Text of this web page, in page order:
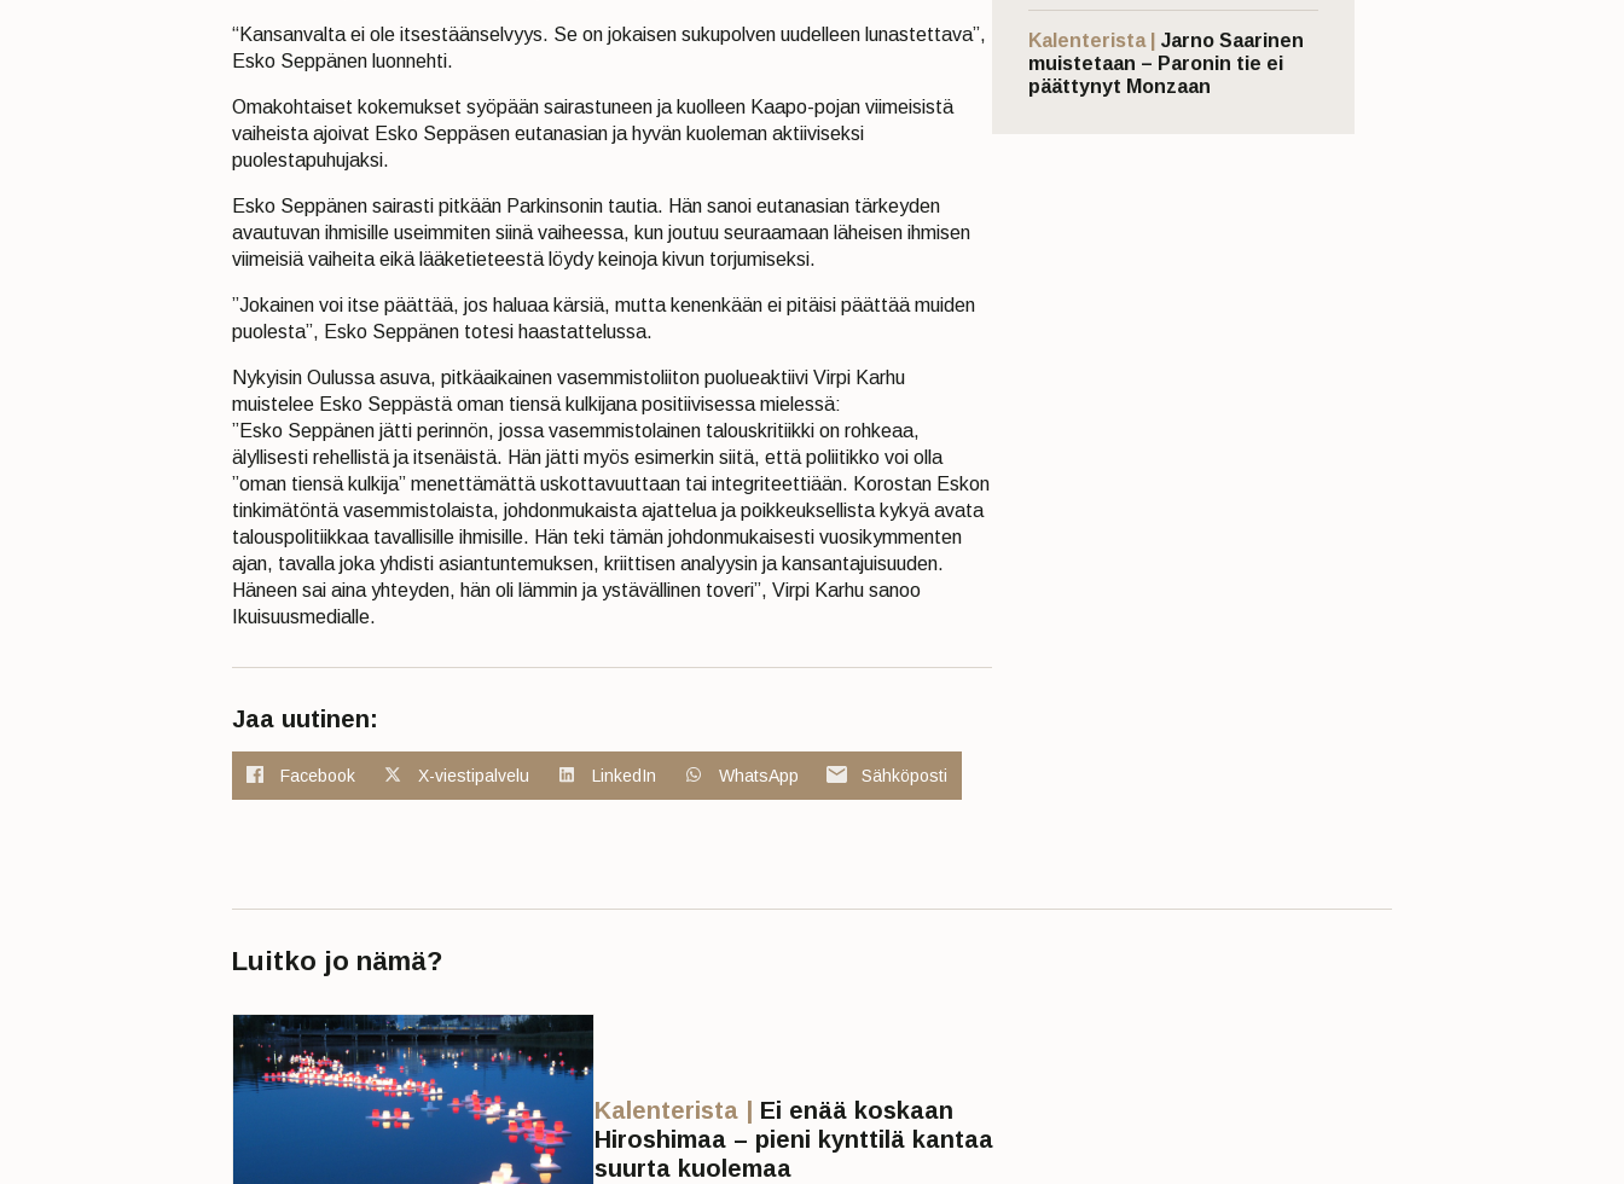
“Kansanvalta ei ole itsestäänselvyys. Se on jokaisen sukupolven uudelleen lunastettava”,
Esko Seppänen luonnehti.
Omakohtaiset kokemukset syöpään sairastuneen ja kuolleen Kaapo-pojan viimeisistä
vaiheista ajoivat Esko Seppäsen eutanasian ja hyvän kuoleman aktiiviseksi
puolestapuhujaksi.
Esko Seppänen sairasti pitkään Parkinsonin tautia. Hän sanoi eutanasian tärkeyden
avautuvan ihmisille useimmiten siinä vaiheessa, kun joutuu seuraamaan läheisen ihmisen
viimeisiä vaiheita eikä lääketieteestä löydy keinoja kivun torjumiseksi.
”Jokainen voi itse päättää, jos haluaa kärsiä, mutta kenenkään ei pitäisi päättää muiden
puolesta”, Esko Seppänen totesi haastattelussa.
Nykyisin Oulussa asuva, pitkäaikainen vasemmistoliiton puolueaktiivi Virpi Karhu
muistelee Esko Seppästä oman tiensä kulkijana positiivisessa mielessä:
”Esko Seppänen jätti perinnön, jossa vasemmistolainen talouskritiikki on rohkeaa,
älyllisesti rehellistä ja itsenäistä. Hän jätti myös esimerkin siitä, että poliitikko voi olla
”oman tiensä kulkija” menettämättä uskottavuuttaan tai integriteettiään. Korostan Eskon
tinkimätöntä vasemmistolaista, johdonmukaista ajattelua ja poikkeuksellista kykyä avata
talouspolitiikkaa tavallisille ihmisille. Hän teki tämän johdonmukaisesti vuosikymmenten
ajan, tavalla joka yhdisti asiantuntemuksen, kriittisen analyysin ja kansantajuisuuden.
Häneen sai aina yhteyden, hän oli lämmin ja ystävällinen toveri”, Virpi Karhu sanoo
Ikuisuusmedialle.
Jaa uutinen:
Facebook X-viestipalvelu LinkedIn WhatsApp Sähköposti
Kalenterista |
Jarno Saarinen
muistetaan – Paronin tie ei
päättynyt Monzaan
Luitko jo nämä?
Kalenterista | Ei enää koskaan
Hiroshimaa – pieni kynttilä kantaa
suurta kuolemaa